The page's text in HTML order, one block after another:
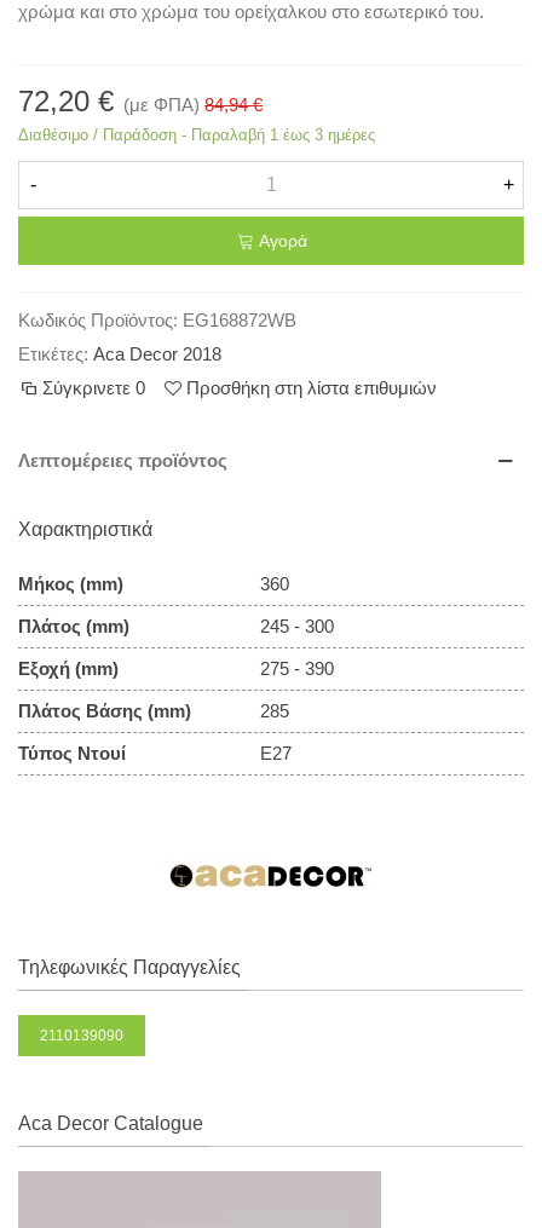
χρώμα και στο χρώμα του ορείχαλκου στο εσωτερικό του.
72,20 € (με ΦΠΑ) 84,94 €
Διαθέσιμο / Παράδοση - Παραλαβή 1 έως 3 ημέρες
- +
Αγορά
Κωδικός Προϊόντος: EG168872WB
Ετικέτες: Aca Decor 2018
Σύγκρινετε 0 Προσθήκη στη λίστα επιθυμιών
Λεπτομέρειες προϊόντος
Χαρακτηριστικά
Μήκος (mm) 360
Πλάτος (mm) 245 - 300
Εξοχή (mm) 275 - 390
Πλάτος Βάσης (mm) 285
Τύπος Ντουί E27
Τηλεφωνικές Παραγγελίες
2110139090
Aca Decor Catalogue